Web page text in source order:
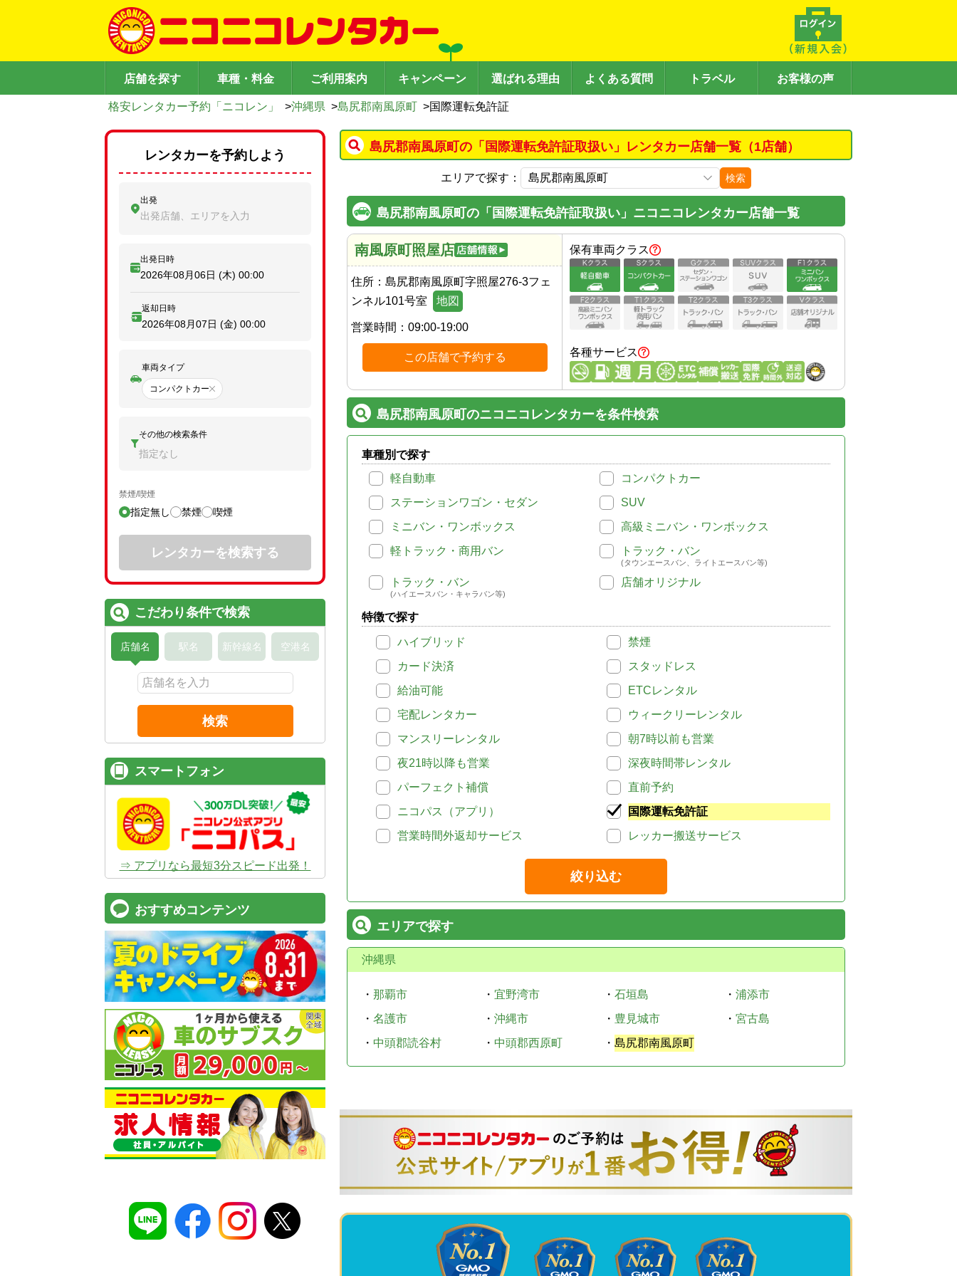
店舗を探す 車種・料金 ご利用案内 キャンペーン 選ばれる理由 よくある質問 トラベル お客様の声
格安レンタカー予約「ニコレン」 >沖縄県 >島尻郡南風原町 >国際運転免許証
島尻郡南風原町の「国際運転免許証取扱い」レンタカー店舗一覧（1店舗）
エリアで探す： 検索
島尻郡南風原町の「国際運転免許証取扱い」ニコニコレンタカー店舗一覧
南風原町照屋店
住所： 島尻郡南風原町字照屋276-3フェ
ンネル101号室
地図
営業時間： 09:00-19:00
この店舗で予約する
保有車両クラス
各種サービス
島尻郡南風原町のニコニコレンタカーを条件検索
車種別で探す
軽自動車
コンパクトカー
ステーションワゴン・セダン
SUV
ミニバン・ワンボックス
高級ミニバン・ワンボックス
軽トラック・商用バン
トラック・バン
(タウンエースバン、ライトエースバン等)
トラック・バン
(ハイエースバン・キャラバン等)
店舗オリジナル
特徴で探す
ハイブリッド
禁煙
カード決済
スタッドレス
給油可能
ETCレンタル
宅配レンタカー
ウィークリーレンタル
マンスリーレンタル
朝7時以前も営業
夜21時以降も営業
深夜時間帯レンタル
パーフェクト補償
直前予約
ニコパス（アプリ）
国際運転免許証
営業時間外返却サービス
レッカー搬送サービス
絞り込む
エリアで探す
沖縄県
・ 那覇市 ・ 宜野湾市 ・ 石垣島 ・ 浦添市
・ 名護市 ・ 沖縄市 ・ 豊見城市 ・ 宮古島
・ 中頭郡読谷村 ・ 中頭郡西原町 ・ 島尻郡南風原町
レンタカーを予約しよう
出発
出発店舗、エリアを入力
出発日時
2026年08月06日 (木) 00:00
返却日時
2026年08月07日 (金) 00:00
車両タイプ
コンパクトカー
その他の検索条件
指定なし
禁煙/喫煙
指定無し 禁煙 喫煙
レンタカーを検索する
こだわり条件で検索
店舗名 駅名 新幹線名 空港名
検索
スマートフォン
⇒ アプリなら最短3分スピード出発！
おすすめコンテンツ